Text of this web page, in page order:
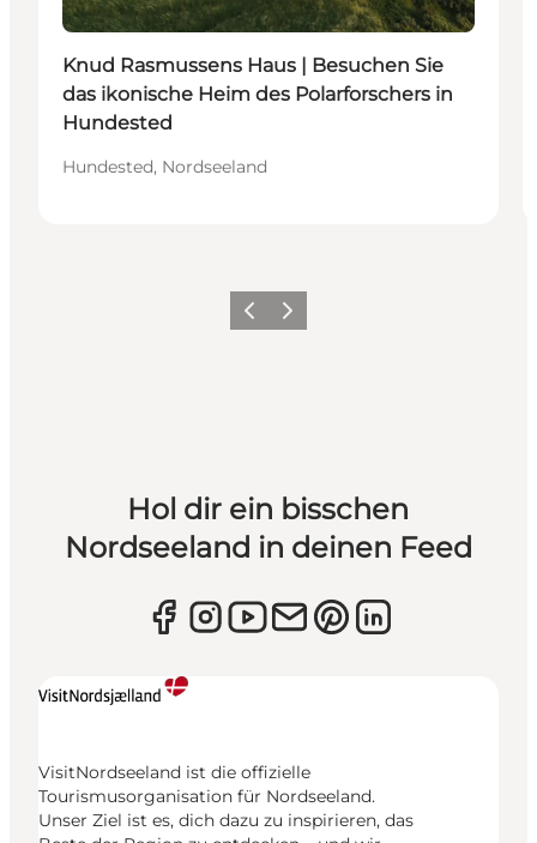
Knud Rasmussens Haus | Besuchen Sie
das ikonische Heim des Polarforschers in
Hundested
Hundested, Nordseeland
ZurückWeiter
Hol dir ein bisschen
Nordseeland in deinen Feed
VisitNordseeland ist die offizielle
Tourismusorganisation für Nordseeland.
Unser Ziel ist es, dich dazu zu inspirieren, das